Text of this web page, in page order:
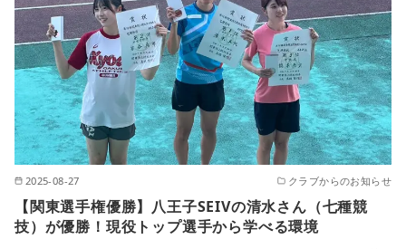
2025-08-27 クラブからのお知らせ
【関東選手権優勝】八王子SEIVの清水さん（七種競
技）が優勝！現役トップ選手から学べる環境